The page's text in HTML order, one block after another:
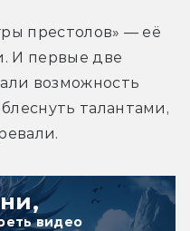
престолов» — её
И первые две
возможность
талантами,
видео